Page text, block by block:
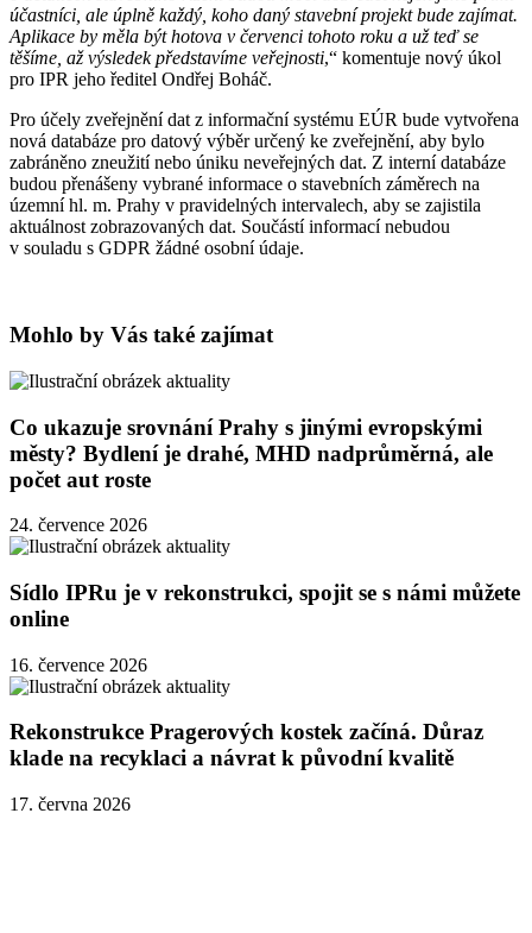
účastníci, ale úplně každý, koho daný stavební projekt bude zajímat.
Aplikace by měla být hotova v červenci tohoto roku a už teď se
těšíme, až výsledek představíme veřejnosti,“ komentuje nový úkol
pro IPR jeho ředitel Ondřej Boháč.
Pro účely zveřejnění dat z informační systému EÚR bude vytvořena
nová databáze pro datový výběr určený ke zveřejnění, aby bylo
zabráněno zneužití nebo úniku neveřejných dat. Z interní databáze
budou přenášeny vybrané informace o stavebních záměrech na
územní hl. m. Prahy v pravidelných intervalech, aby se zajistila
aktuálnost zobrazovaných dat. Součástí informací nebudou
v souladu s GDPR žádné osobní údaje.
Mohlo by Vás také zajímat
Co ukazuje srovnání Prahy s jinými evropskými
městy? Bydlení je drahé, MHD nadprůměrná, ale
počet aut roste
24. července 2026
Sídlo IPRu je v rekonstrukci, spojit se s námi můžete
online
16. července 2026
Rekonstrukce Pragerových kostek začíná. Důraz
klade na recyklaci a návrat k původní kvalitě
17. června 2026